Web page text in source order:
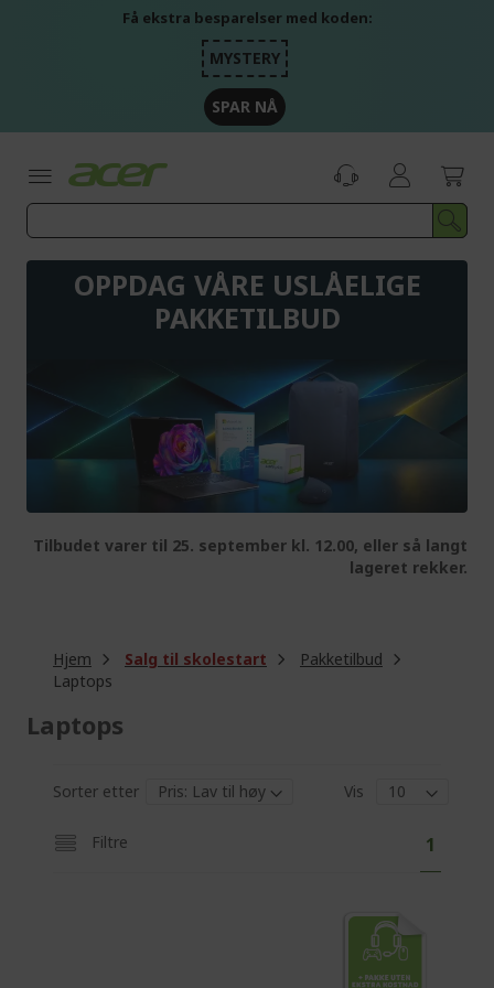
Få ekstra besparelser med koden:
MYSTERY
SPAR NÅ
OPPDAG VÅRE USLÅELIGE
PAKKETILBUD
Tilbudet varer til 25. september kl. 12.00, eller så langt
lageret rekker.
Hjem Salg til skolestart
Pakketilbud
Laptops
Laptops
Sorter etter Vis
Filtre
g
Y
o
1